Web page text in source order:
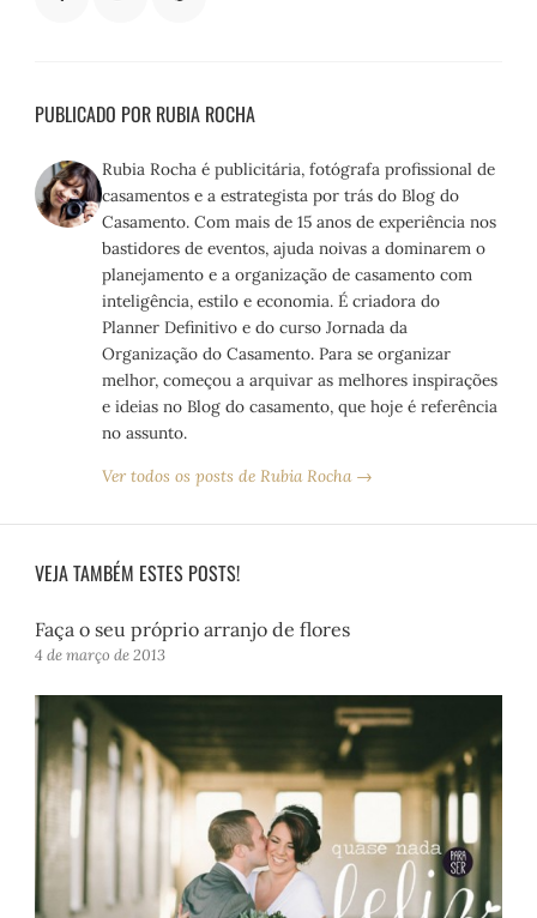
PUBLICADO POR RUBIA ROCHA
Rubia Rocha é publicitária, fotógrafa profissional de
casamentos e a estrategista por trás do Blog do
Casamento. Com mais de 15 anos de experiência nos
bastidores de eventos, ajuda noivas a dominarem o
planejamento e a organização de casamento com
inteligência, estilo e economia. É criadora do
Planner Definitivo e do curso Jornada da
Organização do Casamento. Para se organizar
melhor, começou a arquivar as melhores inspirações
e ideias no Blog do casamento, que hoje é referência
no assunto.
Ver todos os posts de Rubia Rocha →
VEJA TAMBÉM ESTES POSTS!
Faça o seu próprio arranjo de flores
4 de março de 2013